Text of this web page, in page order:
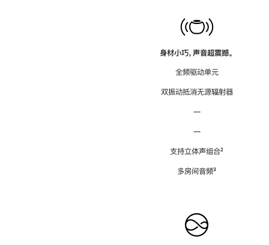
身材小巧，声音超震撼。
全频驱动单元
双振动抵消无源辐射器
—
—
支持立体声组合脚
²
多房间音频脚
³